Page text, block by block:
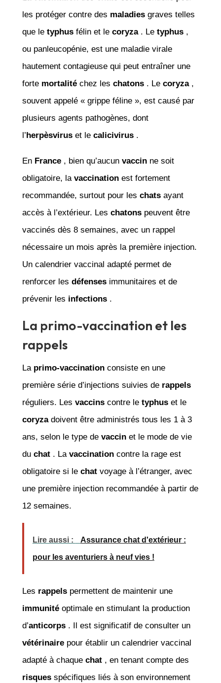
les protéger contre des maladiesgraves telles
que le typhusfélin et le coryza. Le typhus,
ou panleucopénie, est une maladie virale
hautement contagieuse qui peut entraîner une
forte mortalitéchez les chatons. Le coryza,
souvent appelé « grippe féline », est causé par
plusieurs agents pathogènes, dont
l’herpèsviruset le calicivirus.
En France, bien qu’aucun vaccinne soit
obligatoire, la vaccinationest fortement
recommandée, surtout pour les chatsayant
accès à l’extérieur. Les chatonspeuvent être
vaccinés dès 8 semaines, avec un rappel
nécessaire un mois après la première injection.
Un calendrier vaccinal adapté permet de
renforcer les défensesimmunitaires et de
prévenir les infections.
La primo-vaccination et les
rappels
La primo-vaccinationconsiste en une
première série d’injections suivies de rappels
réguliers. Les vaccinscontre le typhuset le
coryzadoivent être administrés tous les 1 à 3
ans, selon le type de vaccinet le mode de vie
du chat. La vaccinationcontre la rage est
obligatoire si le chatvoyage à l’étranger, avec
une première injection recommandée à partir de
12 semaines.
Lire aussi : Assurance chat d'extérieur :
pour les aventuriers à neuf vies !
Les rappelspermettent de maintenir une
immunitéoptimale en stimulant la production
d’anticorps. Il est significatif de consulter un
vétérinairepour établir un calendrier vaccinal
adapté à chaque chat, en tenant compte des
risquesspécifiques liés à son environnement